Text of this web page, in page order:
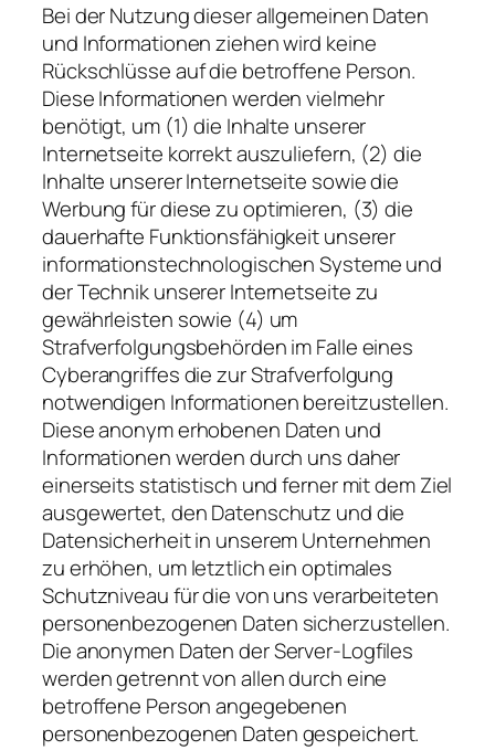
Bei der Nutzung dieser allgemeinen Daten
und Informationen ziehen wird keine
Rückschlüsse auf die betroffene Person.
Diese Informationen werden vielmehr
benötigt, um (1) die Inhalte unserer
Internetseite korrekt auszuliefern, (2) die
Inhalte unserer Internetseite sowie die
Werbung für diese zu optimieren, (3) die
dauerhafte Funktionsfähigkeit unserer
informationstechnologischen Systeme und
der Technik unserer Internetseite zu
gewährleisten sowie (4) um
Strafverfolgungsbehörden im Falle eines
Cyberangriffes die zur Strafverfolgung
notwendigen Informationen bereitzustellen.
Diese anonym erhobenen Daten und
Informationen werden durch uns daher
einerseits statistisch und ferner mit dem Ziel
ausgewertet, den Datenschutz und die
Datensicherheit in unserem Unternehmen
zu erhöhen, um letztlich ein optimales
Schutzniveau für die von uns verarbeiteten
personenbezogenen Daten sicherzustellen.
Die anonymen Daten der Server-Logfiles
werden getrennt von allen durch eine
betroffene Person angegebenen
personenbezogenen Daten gespeichert.